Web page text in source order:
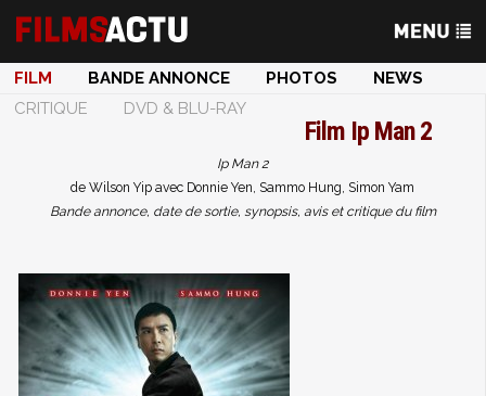
FILM BANDE ANNONCE PHOTOS
NEWS
CRITIQUE
DVD & BLU-RAY
Film Ip Man 2
Ip Man 2
de Wilson Yip avec Donnie Yen, Sammo Hung, Simon Yam
Bande annonce, date de sortie, synopsis, avis et critique du film